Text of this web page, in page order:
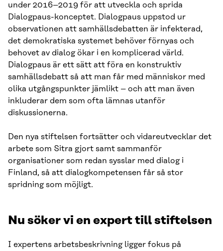
under 2016–2019 för att utveckla och sprida
Dialogpaus-konceptet. Dialogpaus uppstod ur
observationen att samhällsdebatten är infekterad,
det demokratiska systemet behöver förnyas och
behovet av dialog ökar i en komplicerad värld.
Dialogpaus är ett sätt att föra en konstruktiv
samhällsdebatt så att man får med människor med
olika utgångspunkter jämlikt – och att man även
inkluderar dem som ofta lämnas utanför
diskussionerna.
Den nya stiftelsen fortsätter och vidareutvecklar det
arbete som Sitra gjort samt sammanför
organisationer som redan sysslar med dialog i
Finland, så att dialogkompetensen får så stor
spridning som möjligt.
Nu söker vi en expert till stiftelsen
I expertens arbetsbeskrivning ligger fokus på